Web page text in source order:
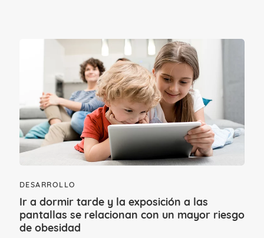
Etapa vital
SU PRIMER AÑO
Deja un comentario
Para poder comentaraccede a tu cuenta
Si aún no formas parte del Club familias,
DESARROLLO
Ir a dormir tarde y la exposición a las
pantallas se relacionan con un mayor riesgo
de obesidad